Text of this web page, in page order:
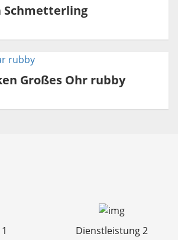
Schmetterling
Großes Ohr rubby
Dienstleistung 2